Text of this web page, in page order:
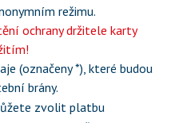
režimu.
ochrany držitele karty
(označeny *), které budou
brány.
zvolit platbu